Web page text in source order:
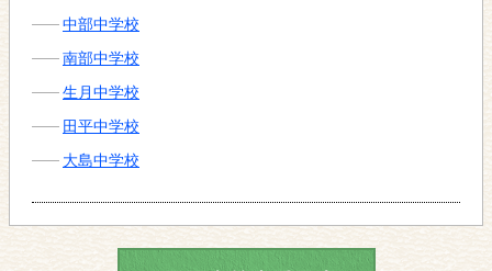
中部中学校
南部中学校
生月中学校
田平中学校
大島中学校